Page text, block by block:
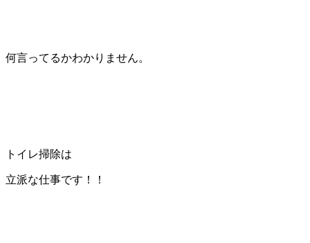
何言ってるかわかりません。
トイレ掃除は
立派な仕事です！！